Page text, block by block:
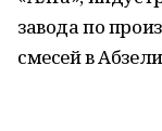
завода по
смесей в